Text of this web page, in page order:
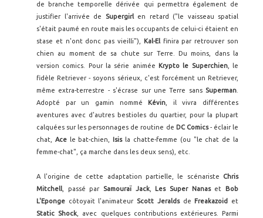
de branche temporelle dérivée qui permettra également de
justifier l'arrivée de
Supergirlen retard ("le vaisseau spatial
s'était paumé en route mais les occupants de celui-ci étaient en
stase et n'ont donc pas vieilli"),
Kal-Elfinira par retrouver son
chien au moment de sa chute sur Terre. Du moins, dans la
version comics. Pour la série animée
Krypto le Superchien, le
fidèle Retriever - soyons sérieux, c'est forcément un Retriever,
même extra-terrestre - s'écrase sur une Terre sans Superman
Adopté par un gamin nommé
Kévin , il vivra différentes
aventures avec d'autres bestioles du quartier, pour la plupart
calquées sur les personnages de routine de DC Comics- éclair le
chat, Acele bat-chien, Isisla chatte-femme (ou "le chat de la
femme-chat", ça marche dans les deux sens), etc.
A l'origine de cette adaptation partielle, le scénariste Chris
Mitchell , passé par Samouraï Jack, Les Super Nanaset
Bob
L'Eponge côtoyait l'animateur Scott Jeraldsde Freakazoid
et
Static Shock , avec quelques contributions extérieures. Parmi